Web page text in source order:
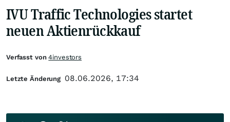
IVU Traffic Technologies startet
neuen Aktienrückkauf
Verfasst von4investors
Letzte Änderung 08.06.2026, 17:34